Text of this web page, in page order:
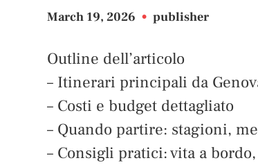
March 19, 2026 • publisher
Outline dell’articolo
– Itinerari principali da
– Costi e budget dettagliato
– Quando partire: stagioni,
– Consigli pratici: vita a